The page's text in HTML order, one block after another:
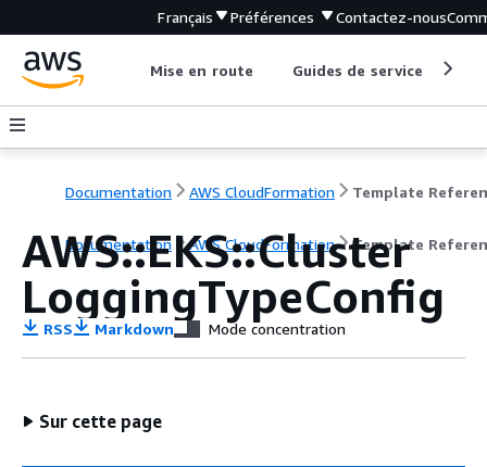
Français Préférences Contactez-nous
Mise en route Guides de service
Documentation AWS CloudFormation Template
Documentation AWS CloudFormation Template
AWS::EKS::Cluster
LoggingTypeConfig
RSS Markdown Mode concentration
Sur cette page